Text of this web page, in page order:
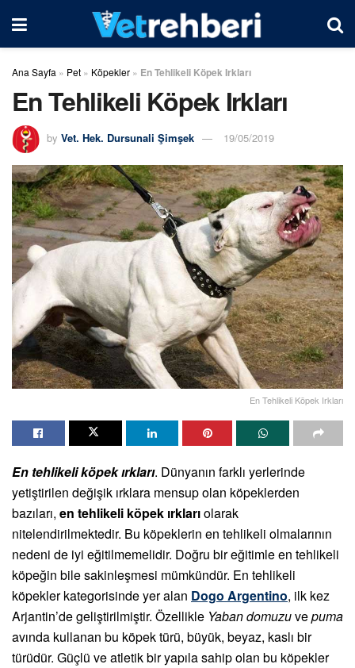
Ana Sayfa » Pet » Köpekler » En Tehlikeli Köpek Irkları
En Tehlikeli Köpek Irkları
by Vet. Hek. Dursunali Şimşek 19/05/2019
En Tehlikeli Köpek Irkları
En tehlikeli köpek ırkları. Dünyanın farklı yerlerinde
yetiştirilen değişik ırklara mensup olan köpeklerden
bazıları, en tehlikeli köpek ırklarıolarak
nitelendirilmektedir. Bu köpeklerin en tehlikeli olmalarının
nedeni de iyi eğitilmemelidir. Doğru bir eğitimle en tehlikeli
köpeğin bile sakinleşmesi mümkündür. En tehlikeli
köpekler kategorisinde yer alan Dogo Argentino, ilk kez
Arjantin’de geliştirilmiştir. Özellikle Yaban domuzuvepuma
avında kullanan bu köpek türü, büyük, beyaz, kaslı bir
türüdür. Güçlü ve atletik bir yapıla sahip olan bu köpekler